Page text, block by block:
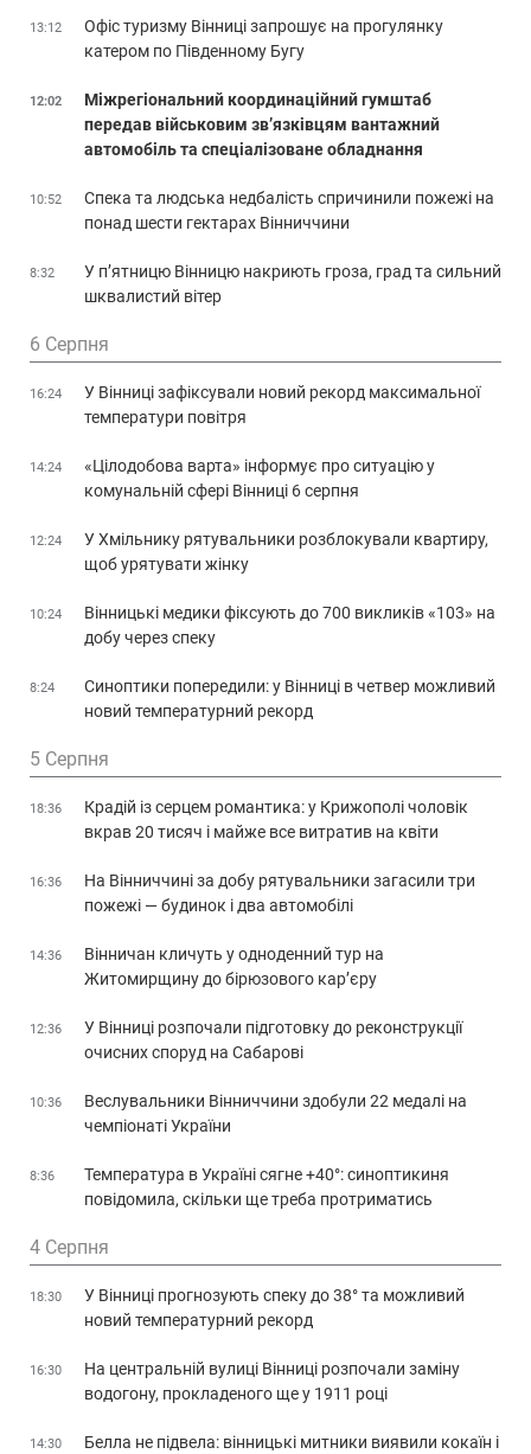
13:12
Офіс туризму Вінниці запрошує на прогулянку
катером по Південному Бугу
12:02
Міжрегіональний координаційний гумштаб
передав військовим зв’язківцям вантажний
автомобіль та спеціалізоване обладнання
10:52
Спека та людська недбалість спричинили пожежі на
понад шести гектарах Вінниччини
8:32
У п’ятницю Вінницю накриють гроза, град та сильний
шквалистий вітер
6 Серпня
16:24
У Вінниці зафіксували новий рекорд максимальної
температури повітря
14:24
«Цілодобова варта» інформує про ситуацію у
комунальній сфері Вінниці 6 серпня
12:24
У Хмільнику рятувальники розблокували квартиру,
щоб урятувати жінку
10:24
Вінницькі медики фіксують до 700 викликів «103» на
добу через спеку
8:24
Синоптики попередили: у Вінниці в четвер можливий
новий температурний рекорд
5 Серпня
18:36
Крадій із серцем романтика: у Крижополі чоловік
вкрав 20 тисяч і майже все витратив на квіти
16:36
На Вінниччині за добу рятувальники загасили три
пожежі — будинок і два автомобілі
14:36
Вінничан кличуть у одноденний тур на
Житомирщину до бірюзового кар’єру
12:36
У Вінниці розпочали підготовку до реконструкції
очисних споруд на Сабарові
10:36
Веслувальники Вінниччини здобули 22 медалі на
чемпіонаті України
8:36
Температура в Україні сягне +40°: синоптикиня
повідомила, скільки ще треба протриматись
4 Серпня
18:30
У Вінниці прогнозують спеку до 38° та можливий
новий температурний рекорд
16:30
На центральній вулиці Вінниці розпочали заміну
водогону, прокладеного ще у 1911 році
14:30
Белла не підвела: вінницькі митники виявили кокаїн і